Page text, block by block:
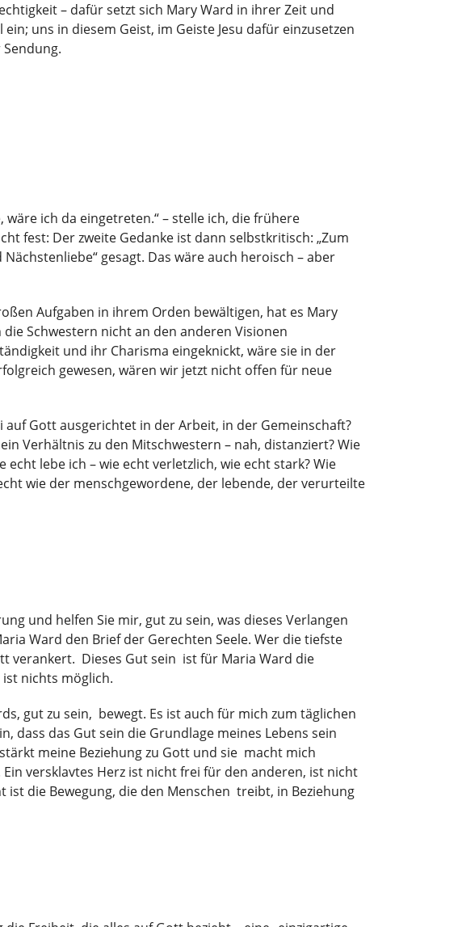
– dafür setzt sich Mary Ward in ihrer Zeit und
uns in diesem Geist, im Geiste Jesu dafür einzusetzen
ich da eingetreten.“ – stelle ich, die frühere
fest: Der zweite Gedanke ist dann selbstkritisch: „Zum
gesagt. Das wäre auch heroisch – aber
Aufgaben in ihrem Orden bewältigen, hat es Mary
Schwestern nicht an den anderen Visionen
und ihr Charisma eingeknickt, wäre sie in der
gewesen, wären wir jetzt nicht offen für neue
Gott ausgerichtet in der Arbeit, in der Gemeinschaft?
Verhältnis zu den Mitschwestern – nah, distanziert? Wie
lebe ich – wie echt verletzlich, wie echt stark? Wie
wie der menschgewordene, der lebende, der verurteilte
und helfen Sie mir, gut zu sein, was dieses Verlangen
Ward den Brief der Gerechten Seele. Wer die tiefste
verankert. Dieses Gut sein ist für Maria Ward die
nichts möglich.
gut zu sein, bewegt. Es ist auch für mich zum täglichen
dass das Gut sein die Grundlage meines Lebens sein
meine Beziehung zu Gott und sie macht mich
versklavtes Herz ist nicht frei für den anderen, ist nicht
die Bewegung, die den Menschen treibt, in Beziehung